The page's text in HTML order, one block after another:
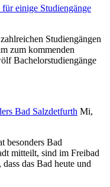
einige Studiengänge
Studiengängen
zum kommenden
Bachelorstudiengänge
Bad Salzdetfurth Mi,
besonders Bad
mitteilt, sind im Freibad
das Bad heute und